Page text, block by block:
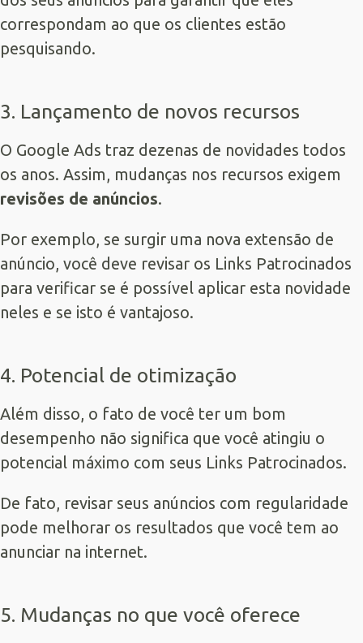
correspondam ao que os clientes estão
pesquisando.
3. Lançamento de novos recursos
O Google Ads traz dezenas de novidades todos
os anos. Assim, mudanças nos recursos exigem
revisões de anúncios.
Por exemplo, se surgir uma nova extensão de
anúncio, você deve revisar os Links Patrocinados
para verificar se é possível aplicar esta novidade
neles e se isto é vantajoso.
4. Potencial de otimização
Além disso, o fato de você ter um bom
desempenho não significa que você atingiu o
potencial máximo com seus Links Patrocinados.
De fato, revisar seus anúncios com regularidade
pode melhorar os resultados que você tem ao
anunciar na internet.
5. Mudanças no que você oferece